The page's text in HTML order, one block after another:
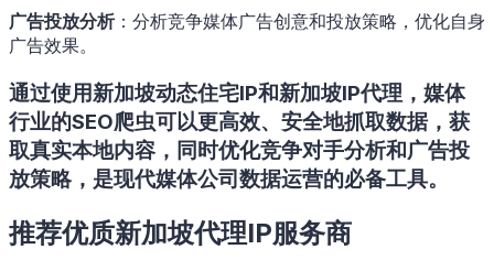
广告投放分析：分析竞争媒体广告创意和投放策略，优化自身
广告效果。
通过使用新加坡动态住宅IP和新加坡IP代理 ，媒体
行业的SEO爬虫可以更高效、安全地抓取数据，获
取真实本地内容，同时优化竞争对手分析和广告投
放策略，是现代媒体公司数据运营的必备工具。
推荐优质新加坡代理IP服务商